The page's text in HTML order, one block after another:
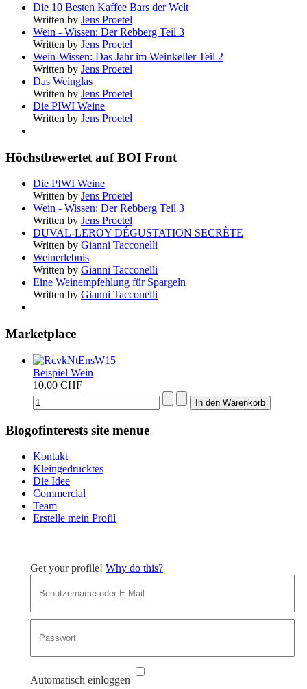
Die 10 Besten Kaffee Bars der Welt
Written by Jens Proetel
Wein - Wissen: Der Rebberg Teil 3
Written by Jens Proetel
Wein-Wissen: Das Jahr im Weinkeller Teil 2
Written by Jens Proetel
Das Weinglas
Written by Jens Proetel
Die PIWI Weine
Written by Jens Proetel
Höchstbewertet auf BOI Front
Die PIWI Weine
Written by Jens Proetel
Wein - Wissen: Der Rebberg Teil 3
Written by Jens Proetel
DUVAL-LEROY DÉGUSTATION SECRÈTE
Written by Gianni Tacconelli
Weinerlebnis
Written by Gianni Tacconelli
Eine Weinempfehlung für Spargeln
Written by Gianni Tacconelli
Marketplace
Beispiel Wein
10,00 CHF
Blogofinterests site menue
Kontakt
Kleingedrucktes
Die Idee
Commercial
Team
Erstelle mein Profil
Get your profile! Why do this?
Automatisch einloggen